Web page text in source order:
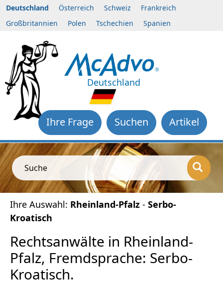
Deutschland Österreich Schweiz
Frankreich
Großbritannien
Polen Tschechien Spanien
Deutschland
Artikel
Suchen
Ihre Frage
Suche
Ihre Auswahl: Rheinland-Pfalz - Serbo-
Kroatisch
Rechtsanwälte in Rheinland-
Pfalz, Fremdsprache: Serbo-
Kroatisch.